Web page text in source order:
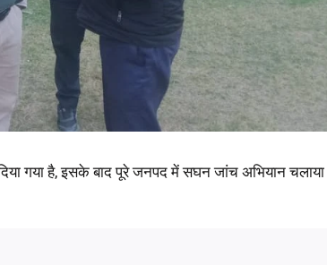
गया है, इसके बाद पूरे जनपद में सघन जांच अभियान चलाया